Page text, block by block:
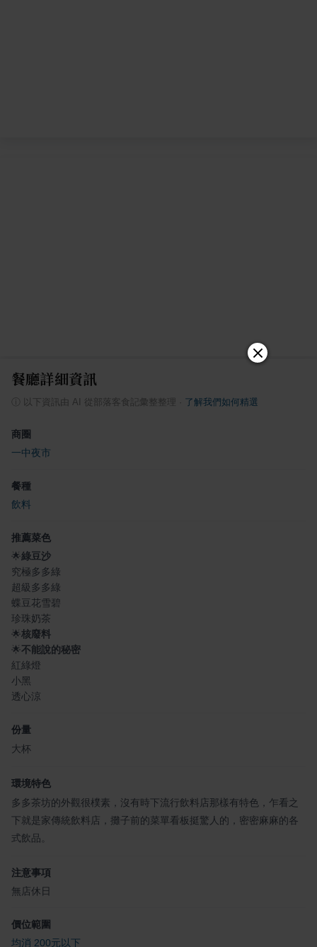
餐廳詳細資訊
以下資訊由 AI 從部落客食記彙整整理 了解我們如何精選
商圈
一中夜市
餐種
飲料
推薦菜色
🌟綠豆沙
究極多多綠
超級多多綠
蝶豆花雪碧
珍珠奶茶
🌟核廢料
🌟不能說的秘密
紅綠燈
小黑
透心涼
份量
大杯
環境特色
多多茶坊的外觀很樸素，沒有時下流行飲料店那樣有特色，乍看之
下就是家傳統飲料店，攤子前的菜單看板挺驚人的，密密麻麻的各
式飲品。
注意事項
無店休日
價位範圍
均消 200元以下